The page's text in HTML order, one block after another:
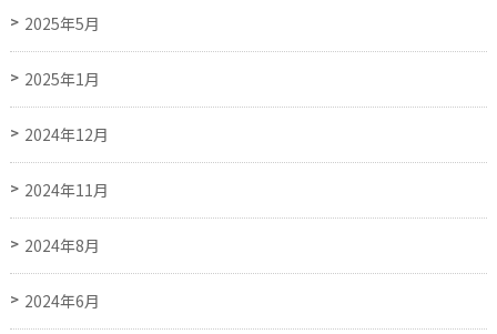
2025年5月
2025年1月
2024年12月
2024年11月
2024年8月
2024年6月